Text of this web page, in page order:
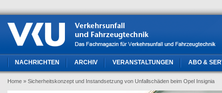
NACHRICHTEN ARCHIV VERANSTALTUNGEN ABO &
Home » Sicherheitskonzept und Instandsetzung von Unfallschäden beim Opel Insignia